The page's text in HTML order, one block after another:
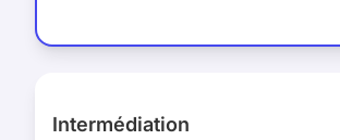
Intermédiation